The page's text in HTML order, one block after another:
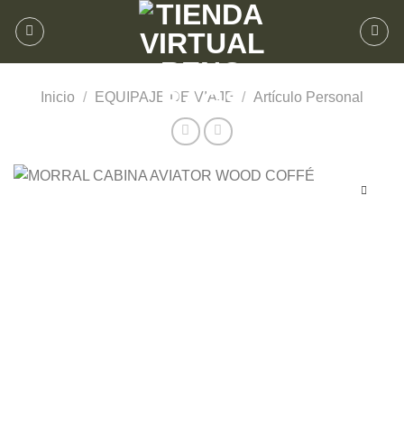
Inicio / EQUIPAJE DE VIAJE / Artículo Personal